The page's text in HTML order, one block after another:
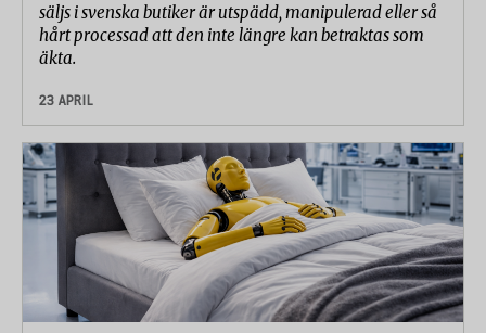
säljs i svenska butiker är utspädd, manipulerad eller så
hårt processad att den inte längre kan betraktas som
äkta.
23 APRIL